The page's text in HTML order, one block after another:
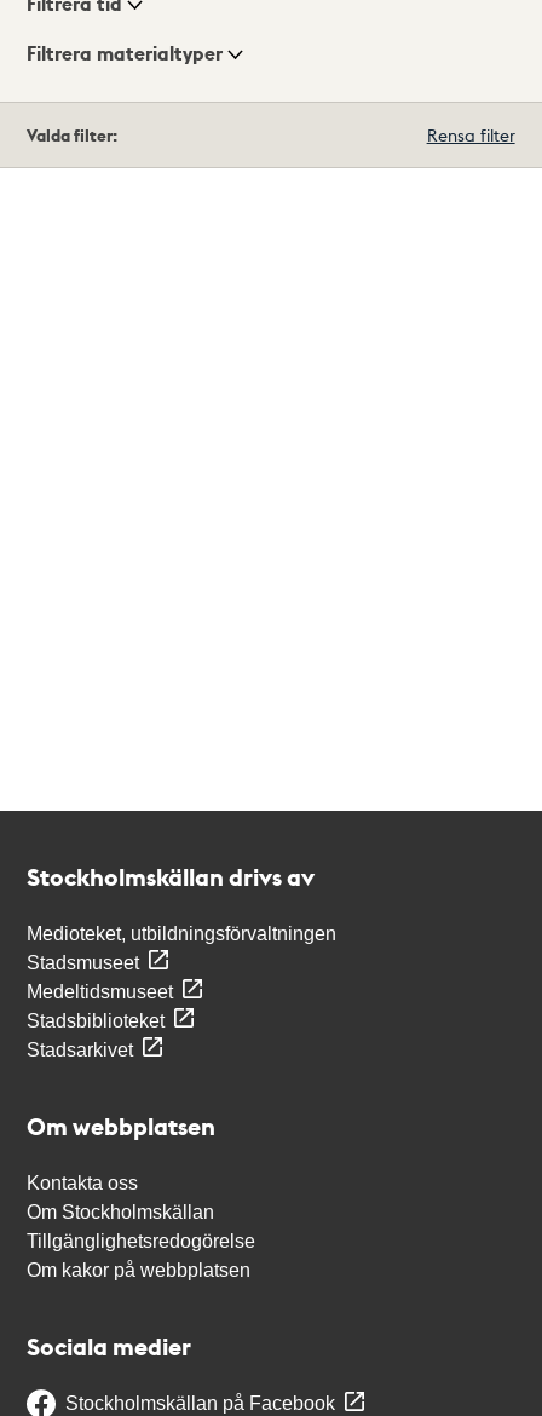
Visningsläge
Filtrera materialtyper
träffar
Valda filter: Rensa filter
Stockholmskällan drivs av
Medioteket, utbildningsförvaltningen
Stadsmuseet
Medeltidsmuseet
Stadsbiblioteket
Stadsarkivet
Om webbplatsen
Kontakta oss
Om Stockholmskällan
Tillgänglighetsredogörelse
Om kakor på webbplatsen
Sociala medier
Stockholmskällan på Facebook